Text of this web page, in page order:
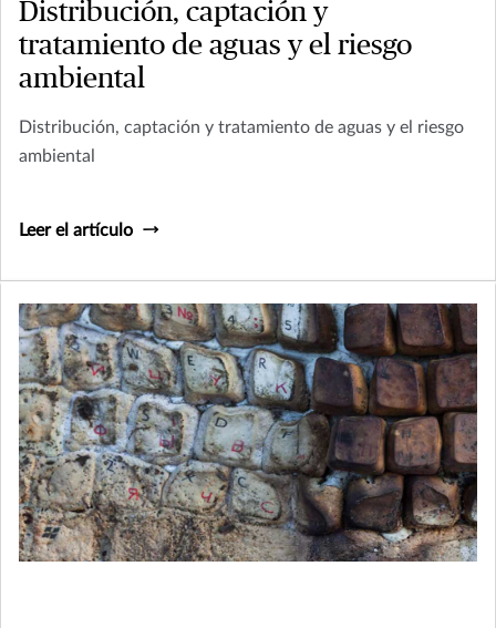
Distribución, captación y
tratamiento de aguas y el riesgo
ambiental
Distribución, captación y tratamiento de aguas y el riesgo
ambiental
Leer el artículo